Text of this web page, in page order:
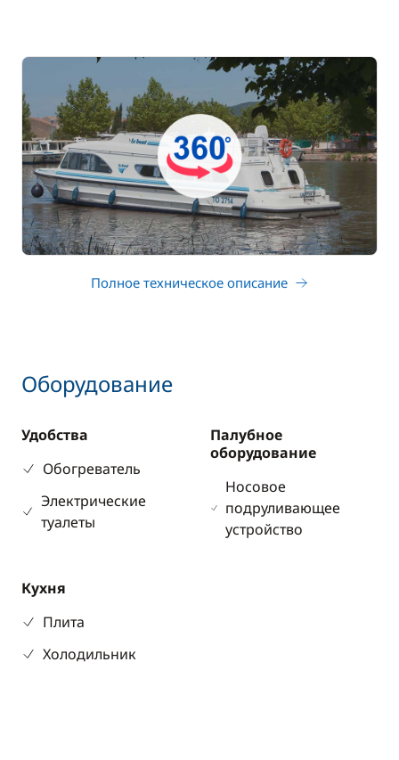
Полное техническое описание
Оборудование
Удобства
Обогреватель
Электрические
туалеты
Палубное
оборудование
Носовое
подруливающее
устройство
Кухня
Плита
Холодильник